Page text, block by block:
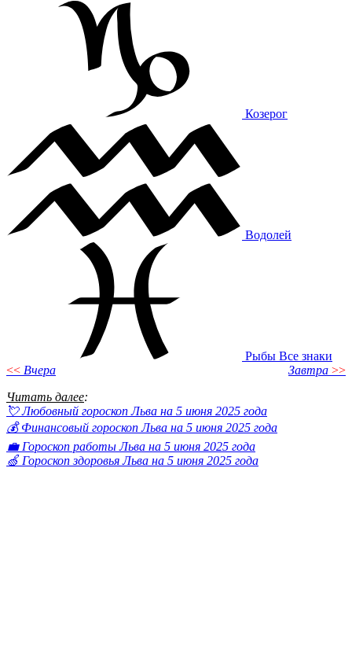
Козерог
Водолей
Рыбы Все знаки
<< Вчера Завтра >>
Читать далее:
💘 Любовный гороскоп Льва на 5 июня 2025 года
💰 Финансовый гороскоп Льва на 5 июня 2025 года
💼 Гороскоп работы Льва на 5 июня 2025 года
🍏 Гороскоп здоровья Льва на 5 июня 2025 года